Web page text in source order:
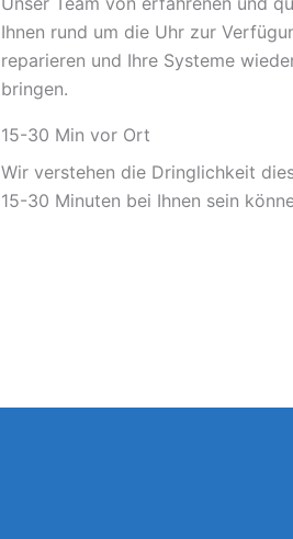
Ihnen rund um die Uhr zur
reparieren und Ihre Systeme
bringen.
15-30 Min vor Ort
Wir verstehen die Dringlichkeit
15-30 Minuten bei Ihnen sein